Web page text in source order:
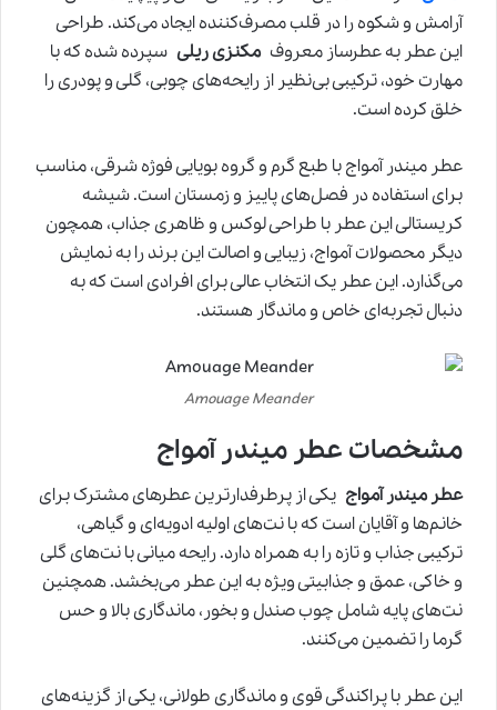
آرامش و شکوه را در قلب مصرف‌کننده ایجاد می‌کند. طراحی
این عطر به عطرساز معروفمکنزی ریلی سپرده شده که با
مهارت خود، ترکیبی بی‌نظیر از رایحه‌های چوبی، گلی و پودری را
خلق کرده است.
عطر میندر آمواج با طبع گرم و گروه بویایی فوژه شرقی، مناسب
برای استفاده در فصل‌های پاییز و زمستان است. شیشه
کریستالی این عطر با طراحی لوکس و ظاهری جذاب، همچون
دیگر محصولات آمواج، زیبایی و اصالت این برند را به نمایش
می‌گذارد. این عطر یک انتخاب عالی برای افرادی است که به
دنبال تجربه‌ای خاص و ماندگار هستند.
Amouage Meander
مشخصات عطر میندر آمواج
عطر میندر آمواج یکی از پرطرفدارترین عطرهای مشترک برای
خانم‌ها و آقایان است که با نت‌های اولیه ادویه‌ای و گیاهی،
ترکیبی جذاب و تازه را به همراه دارد. رایحه میانی با نت‌های گلی
و خاکی، عمق و جذابیتی ویژه به این عطر می‌بخشد. همچنین
نت‌های پایه شامل چوب صندل و بخور، ماندگاری بالا و حس
گرما را تضمین می‌کنند.
این عطر با پراکندگی قوی و ماندگاری طولانی، یکی از گزینه‌های